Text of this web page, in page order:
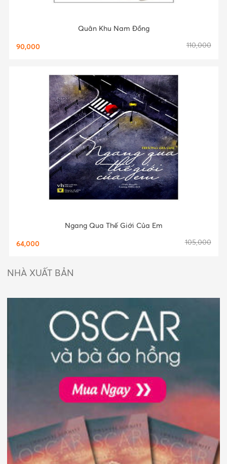
Quân Khu Nam Đồng
90,000 110,000
Ngang Qua Thế Giới Của Em
64,000 105,000
NHÀ XUẤT BẢN